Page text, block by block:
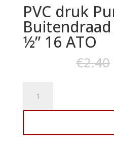
PVC druk
½” 16 ATO
€2.40
Puntstuk
16/20